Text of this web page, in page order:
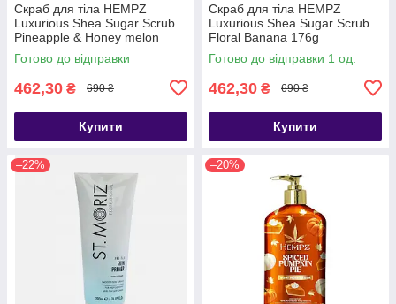
Скраб для тіла HEMPZ
Luxurious Shea Sugar Scrub
Pineapple & Honey melon
176g
Готово до відправки
462,30 ₴ 690 ₴
Купити
Скраб для тіла HEMPZ
Luxurious Shea Sugar Scrub
Floral Banana 176g
Готово до відправки 1 од.
462,30 ₴ 690 ₴
Купити
–22% –20%